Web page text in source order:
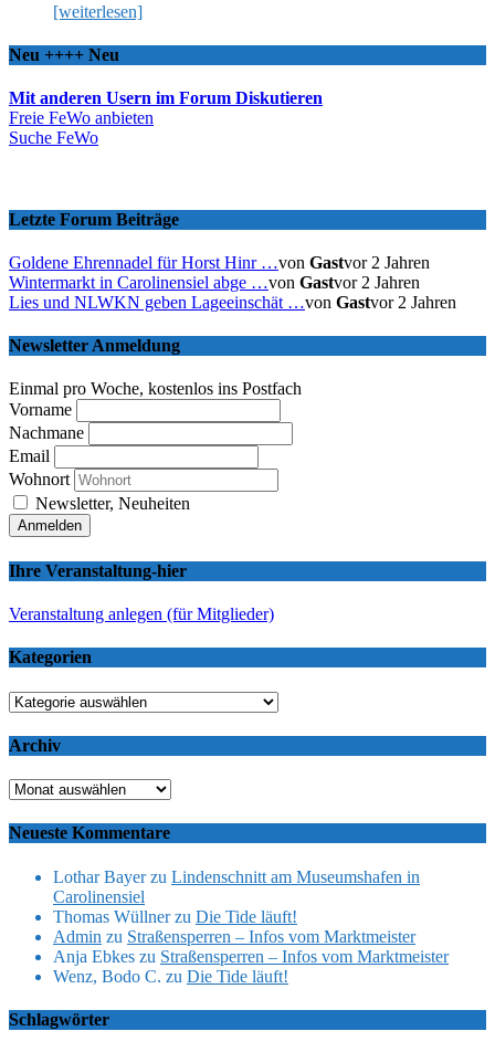
[weiterlesen]
Neu ++++ Neu
Mit anderen Usern im Forum Diskutieren
Freie FeWo anbieten
Suche FeWo
Letzte Forum Beiträge
Goldene Ehrennadel für Horst Hinr …von Gastvor 2 Jahren
Wintermarkt in Carolinensiel abge …von Gastvor 2 Jahren
Lies und NLWKN geben Lageeinschät …von Gastvor 2 Jahren
Newsletter Anmeldung
Einmal pro Woche, kostenlos ins Postfach
Vorname
Nachmane
Email
Wohnort
Newsletter, Neuheiten
Ihre Veranstaltung-hier
Veranstaltung anlegen (für Mitglieder)
Kategorien
Kategorien
Archiv
Archiv
Neueste Kommentare
Lothar Bayerzu Lindenschnitt am Museumshafen in
Carolinensiel
Thomas Wüllnerzu Die Tide läuft!
Admin zu Straßensperren – Infos vom Marktmeister
Anja Ebkes zu Straßensperren – Infos vom Marktmeister
Wenz, Bodo C. zu Die Tide läuft!
Schlagwörter